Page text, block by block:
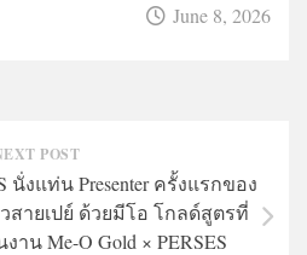
June 8, 2026
POST
นั่งแท่น Presenter ครั้งแรกของ
สายเปย์ ด้วยมีโอ โกลด์สูตรที่
าน Me-O Gold × PERSES